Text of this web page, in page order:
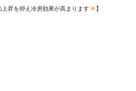
昇を抑え冷房効果が高まります 】